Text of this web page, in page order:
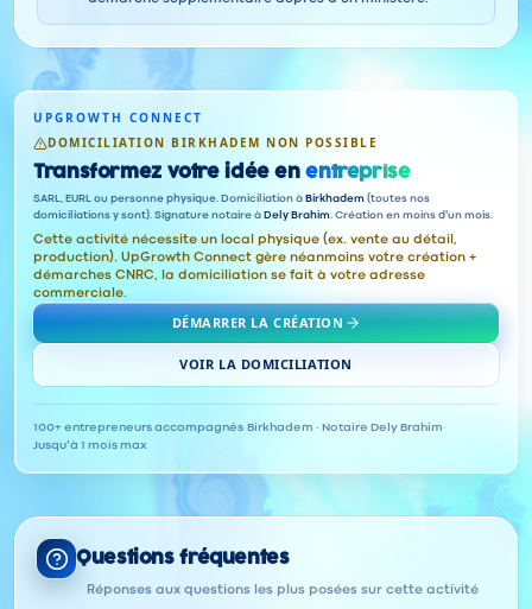
UPGROWTH CONNECT
DOMICILIATION BIRKHADEM NON POSSIBLE
Transformez votre idée en entreprise
SARL, EURL ou personne physique. Domiciliation à Birkhadem (toutes nos
domiciliations y sont). Signature notaire à Dely Brahim. Création en moins d'un mois.
Cette activité nécessite un local physique (ex. vente au détail,
production). UpGrowth Connect gère néanmoins votre création +
démarches CNRC, la domiciliation se fait à votre adresse
commerciale.
DÉMARRER LA CRÉATION
VOIR LA DOMICILIATION
100+ entrepreneurs accompagnés· Birkhadem · Notaire Dely Brahim ·
Jusqu'à 1 mois max
Questions fréquentes
Réponses aux questions les plus posées sur cette activité